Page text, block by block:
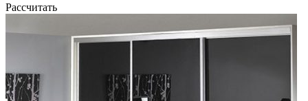
Рассчитать